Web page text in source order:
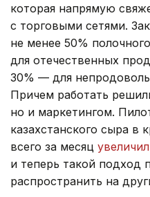
которая напрямую
с торговыми сетями.
не менее 50%
для отечественных
30% — для
Причем работать
но и маркетингом.
казахстанского сыра в
всего за месяц увеличил
и теперь такой подход
распространить на